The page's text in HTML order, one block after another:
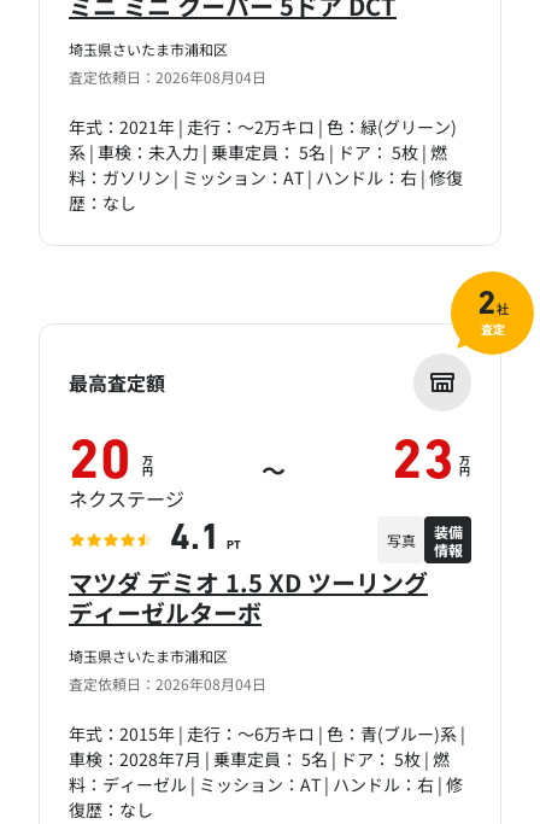
埼玉県さいたま市浦和区
査定依頼日：2026年08月04日
年式：2021年 | 走行：～2万キロ | 色：緑(グリーン)
系 | 車検：未入力 | 乗車定員： 5名 | ドア： 5枚 | 燃
料：ガソリン | ミッション：AT | ハンドル：右 | 修復
歴：なし
埼玉県さいたま市浦和区
査定依頼日：2026年08月04日
マツダ デミオ 1.5 XD ツーリング
ディーゼルターボ
年式：2015年 | 走行：～6万キロ | 色：青(ブルー)系 |
車検：2028年7月 | 乗車定員： 5名 | ドア： 5枚 | 燃
料：ディーゼル | ミッション：AT | ハンドル：右 | 修
復歴：なし
最高査定額
20 万
円 ～ 23 万
円
ネクステージ
4.1 PT 写真
装備
情報
2社
査定